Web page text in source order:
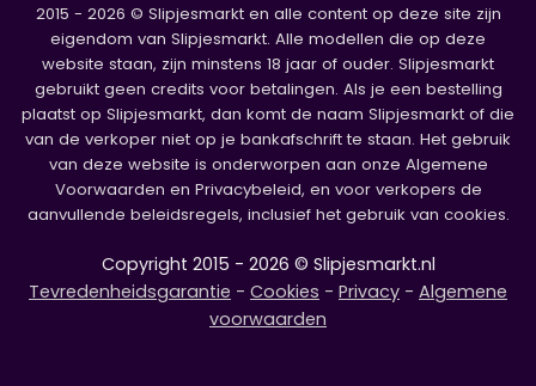
2015 - 2026 © Slipjesmarkt en alle content op deze site zijn
eigendom van Slipjesmarkt. Alle modellen die op deze
website staan, zijn minstens 18 jaar of ouder. Slipjesmarkt
gebruikt geen credits voor betalingen. Als je een bestelling
plaatst op Slipjesmarkt, dan komt de naam Slipjesmarkt of die
van de verkoper niet op je bankafschrift te staan. Het gebruik
van deze website is onderworpen aan onze Algemene
Voorwaarden en Privacybeleid, en voor verkopers de
aanvullende beleidsregels, inclusief het gebruik van cookies.
Copyright 2015 - 2026 © Slipjesmarkt.nl
Tevredenheidsgarantie - Cookies - Privacy - Algemene
voorwaarden